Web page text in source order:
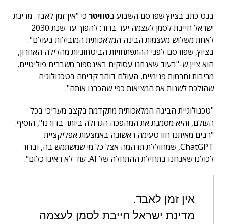
בנט כתב בציוץ שפרסם השבוע בטוויטר כי "אין זמן לאבד. מדינת
ישראל חייבת לסמן לעצמה יעד ברור: להפוך עד שנת 2030
לאחת משלוש מעצמות הבינה המלאכותית המובילות בעולם".
בציוץ, שפורסם לפני ההתפתחויות הביטחוניות מהלילה האחרון,
הוא ציין ש-"בעוד שאנחנו עסוקים באינספור משברים פוליטיים,
מריבות וחרמות פנימיים, העולם דוהר קדימה בטכנולוגיה
שהולכת לשנות את המציאות כפי שהכרנו אותה".
"טכנולוגיית הבינה המלאכותית מתקדמת בקצב מעריכי בכל
העולם, והיא מסמנת את המהפכה הגדולה ביותר בדורנו", הוסיף.
"רבים מאיתנו חוו טעימה ראשונה באמצעות אפליקציית
ChatGPT, שמחוללת תדהמה אצל כל מי שמשתמש בה, וברור
לכולנו שאנחנו בתחילת ההתחלה של AI. עוד לא ראינו כלום".
אין זמן לאבד.
מדינת ישראל חייבת לסמן לעצמה